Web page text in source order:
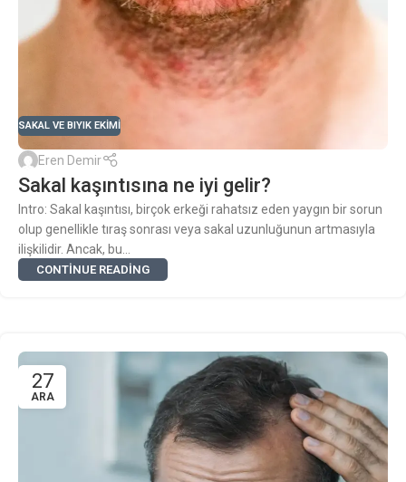
SAKAL VE BIYIK EKIMI
Eren Demir
Sakal kaşıntısına ne iyi gelir?
Intro: Sakal kaşıntısı, birçok erkeği rahatsız eden yaygın bir sorun
olup genellikle tıraş sonrası veya sakal uzunluğunun artmasıyla
ilişkilidir. Ancak, bu...
CONTINUE READING
27
ARA